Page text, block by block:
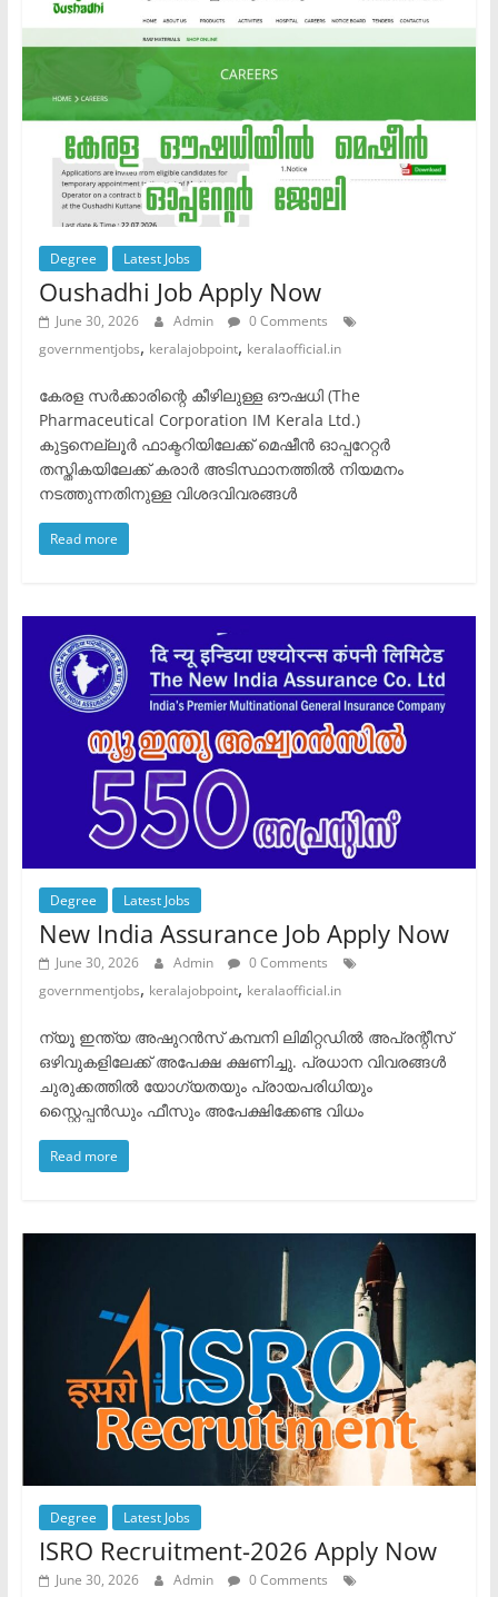
Degree Latest Jobs
Oushadhi Job Apply Now
June 30, 2026 Admin
0 Comments
governmentjobs, keralajobpoint, keralaofficial.in
കേരള സർക്കാരിന്റെ കീഴിലുള്ള ഔഷധി (The
Pharmaceutical Corporation IM Kerala Ltd.)
കുട്ടനെല്ലൂർ ഫാക്ടറിയിലേക്ക് മെഷീൻ ഓപ്പറേറ്റർ
തസ്തികയിലേക്ക് കരാർ അടിസ്ഥാനത്തിൽ നിയമനം
നടത്തുന്നതിനുള്ള വിശദവിവരങ്ങൾ
Read more
Degree Latest Jobs
New India Assurance Job Apply Now
June 30, 2026 Admin
0 Comments
governmentjobs, keralajobpoint, keralaofficial.in
​ന്യൂ ഇന്ത്യ അഷുറൻസ് കമ്പനി ലിമിറ്റഡിൽ അപ്രന്റീസ്
ഒഴിവുകളിലേക്ക് അപേക്ഷ ക്ഷണിച്ചു. ​പ്രധാന വിവരങ്ങൾ
ചുരുക്കത്തിൽ ​യോഗ്യതയും പ്രായപരിധിയും ​
സ്റ്റൈപ്പൻഡും ഫീസും ​അപേക്ഷിക്കേണ്ട വിധം
Read more
Degree Latest Jobs
ISRO Recruitment-2026 Apply Now
June 30, 2026 Admin
0 Comments